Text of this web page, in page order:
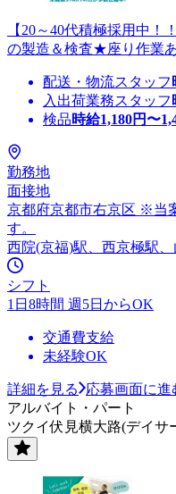
【20～40代積極採用中
の製造＆検査★座り作業
配送・物流スタッフ
入出荷業務スタッフ
検品時給1,180円〜
勤務地
面接地
京都府京都市右京区 ※当
す。
西院(京福)駅、西京極駅
シフト
1日8時間 週5日からOK
交通費支給
未経験OK
詳細を見る
応募画面に進
アルバイト・パート
ツクイ伏見横大路(デイサ